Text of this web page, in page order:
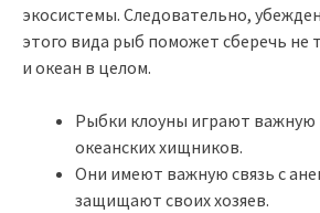
экосистемы. Следовательно,
этого вида рыб поможет сберечь не
и океан в целом.
Рыбки клоуны играют важную
океанских хищников.
Они имеют важную связь с
защищают своих хозяев.